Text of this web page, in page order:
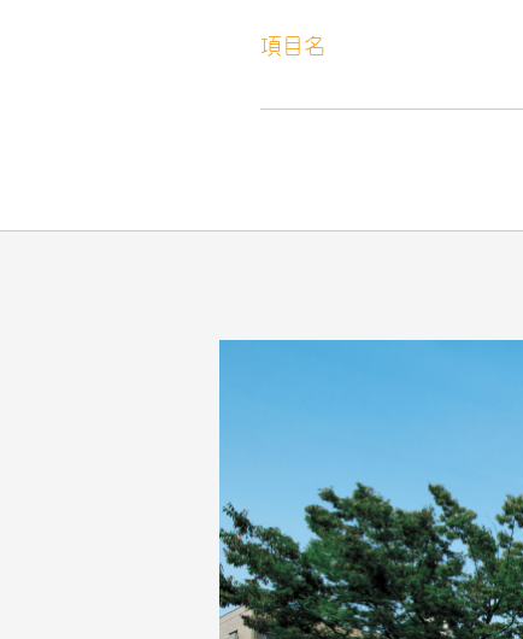
項目名